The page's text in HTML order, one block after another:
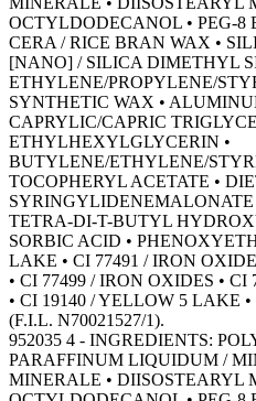
OCTYLDODECANOL • PEG-8
CERA / RICE BRAN WAX •
[NANO] / SILICA DIMETHYL
ETHYLENE/PROPYLENE/
SYNTHETIC WAX •
CAPRYLIC/CAPRIC
ETHYLHEXYLGLYCERIN •
BUTYLENE/ETHYLENE/
TOCOPHERYL ACETATE •
TETRA-DI-T-BUTYL
SORBIC ACID •
LAKE • CI 77491 / IRON
• CI 77499 / IRON OXIDES •
• CI 19140 / YELLOW 5 LAKE
(F.I.L. N70021527/1).
952035 4 - INGREDIENTS:
PARAFFINUM LIQUIDUM /
MINERALE • DIISOSTEARYL